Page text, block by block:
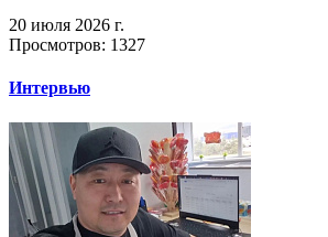
20 июля 2026 г.
Просмотров: 1327
Интервью